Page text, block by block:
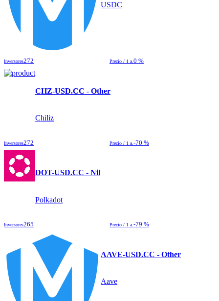
USDC
Inversores272 Precio / 1 a.0 %
CHZ-USD.CC - Other
Chiliz
Inversores272 Precio / 1 a. -70 %
DOT-USD.CC - Nil
Polkadot
Inversores265 Precio / 1 a. -79 %
AAVE-USD.CC - Other
Aave